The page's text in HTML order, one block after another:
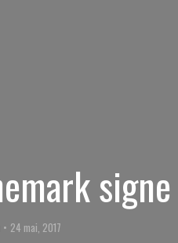
24 mai, 2017